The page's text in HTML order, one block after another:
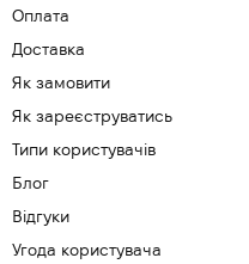
Оплата
Доставка
Як замовити
Як зареєструватись
Типи користувачів
Блог
Відгуки
Угода користувача